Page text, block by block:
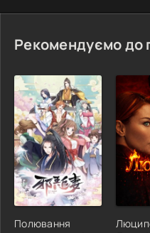
Рекомендуємо до
Полювання